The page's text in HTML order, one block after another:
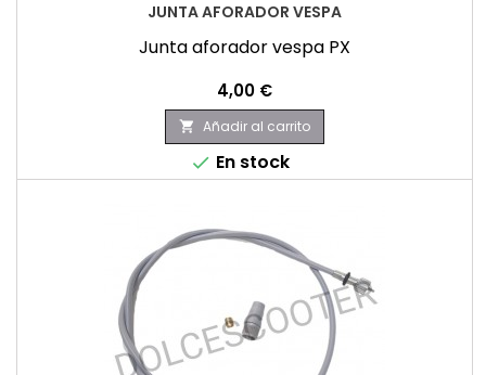
JUNTA AFORADOR VESPA
Junta aforador vespa PX
Precio
4,00 €
 Añadir al carrito
 En stock